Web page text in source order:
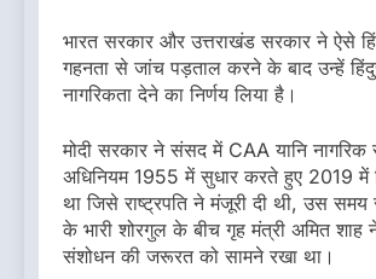
भारत सरकार और उत्तराखंड सरकार ने ऐसे
गहनता से जांच पड़ताल करने के बाद उन्हें
नागरिकता देने का निर्णय लिया है।
मोदी सरकार ने संसद में CAA यानि नागरिक
अधिनियम 1955 में सुधार करते हुए 2019 में
था जिसे राष्ट्रपति ने मंजूरी दी थी, उस समय
के भारी शोरगुल के बीच गृह मंत्री अमित शाह
संशोधन की जरूरत को सामने रखा था।